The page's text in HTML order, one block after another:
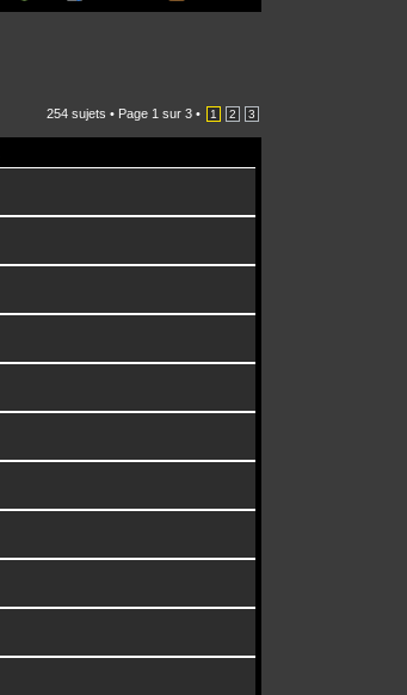
254 sujets • Page 1 sur 3 • 1 2 3